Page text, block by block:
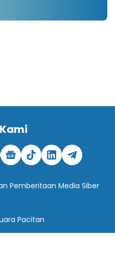
Pemberitaan Media Siber
Pacitan